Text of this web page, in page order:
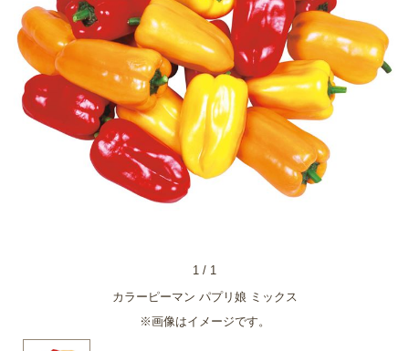
カラーピーマン パプリ娘 ミックス
※画像はイメージです。
1 / 1